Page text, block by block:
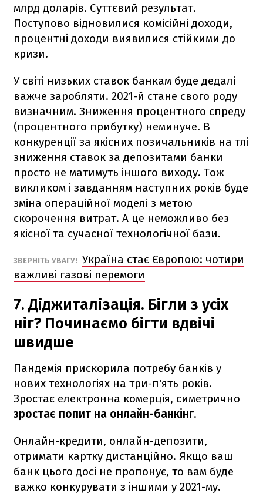
млрд доларів. Суттєвий результат.
Поступово відновилися комісійні доходи,
процентні доходи виявилися стійкими до
кризи.
У світі низьких ставок банкам буде дедалі
важче заробляти. 2021-й стане свого роду
визначним. Зниження процентного спреду
(процентного прибутку) неминуче. В
конкуренції за якісних позичальників на тлі
зниження ставок за депозитами банки
просто не матимуть іншого виходу. Тож
викликом і завданням наступних років буде
зміна операційної моделі з метою
скорочення витрат. А це неможливо без
якісної та сучасної технологічної бази.
ЗВЕРНІТЬ УВАГУ! Україна стає Європою: чотири
важливі газові перемоги
7. Діджиталізація. Бігли з усіх
ніг? Починаємо бігти вдвічі
швидше
Пандемія прискорила потребу банків у
нових технологіях на три-п'ять років.
Зростає електронна комерція, симетрично
зростає попит на онлайн-банкінг.
Онлайн-кредити, онлайн-депозити,
отримати картку дистанційно. Якщо ваш
банк цього досі не пропонує, то вам буде
важко конкурувати з іншими у 2021-му.